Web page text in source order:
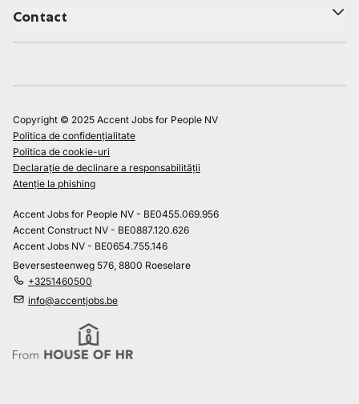
Contact
Copyright © 2025 Accent Jobs for People NV
Politica de confidențialitate
Politica de cookie-uri
Declarație de declinare a responsabilității
Atenție la phishing
Accent Jobs for People NV - BE0455.069.956
Accent Construct NV - BE0887.120.626
Accent Jobs NV - BE0654.755.146
Beversesteenweg 576, 8800 Roeselare
+3251460500
info@accentjobs.be